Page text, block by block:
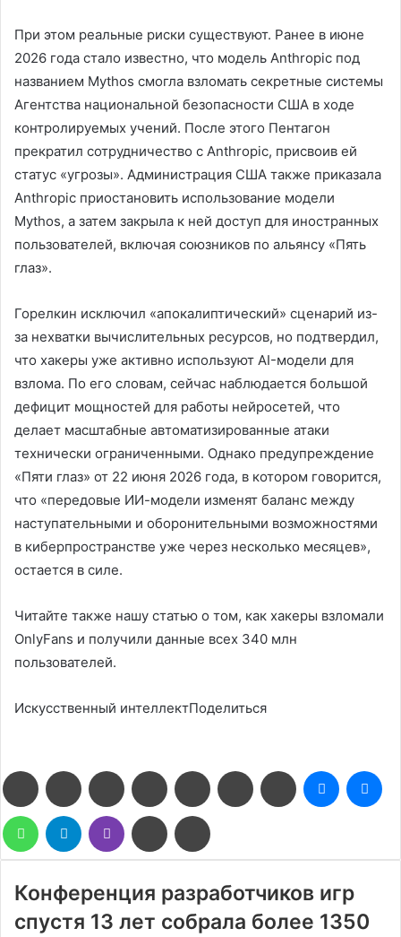
При этом реальные риски существуют. Ранее в июне
2026 года стало известно, что модель Anthropic под
названием Mythos смогла взломать секретные системы
Агентства национальной безопасности США в ходе
контролируемых учений. После этого Пентагон
прекратил сотрудничество с Anthropic, присвоив ей
статус «угрозы». Администрация США также приказала
Anthropic приостановить использование модели
Mythos, а затем закрыла к ней доступ для иностранных
пользователей, включая союзников по альянсу «Пять
глаз».
Горелкин исключил «апокалиптический» сценарий из-
за нехватки вычислительных ресурсов, но подтвердил,
что хакеры уже активно используют AI-модели для
взлома. По его словам, сейчас наблюдается большой
дефицит мощностей для работы нейросетей, что
делает масштабные автоматизированные атаки
технически ограниченными. Однако предупреждение
«Пяти глаз» от 22 июня 2026 года, в котором говорится,
что «передовые ИИ-модели изменят баланс между
наступательными и оборонительными возможностями
в киберпространстве уже через несколько месяцев»,
остается в силе.
Читайте также нашу статью о том, как хакеры взломали
OnlyFans и получили данные всех 340 млн
пользователей.
Искусственный интеллектПоделиться
FacebookTwitter LinkedIn Pinterest Reddit ВконтактеОдноклассники
Messenger
WhatsAppTelegram Viber
Поделиться
через
электронную
Конференция разработчиков игр
спустя 13 лет собрала более 1350